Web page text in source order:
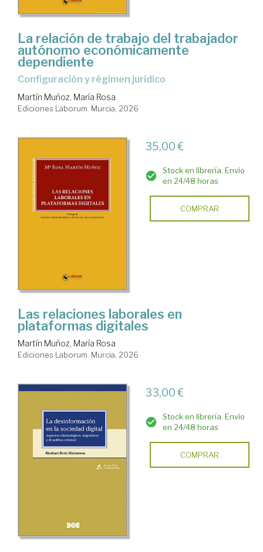
La relación de trabajo del trabajador
autónomo económicamente
dependiente
Configuración y régimen jurídico
Martín Muñoz, María Rosa
Ediciones Laborum. Murcia, 2026
35,00 €
Stock en librería. Envío
en 24/48 horas
COMPRAR
Las relaciones laborales en
plataformas digitales
Martín Muñoz, María Rosa
Ediciones Laborum. Murcia, 2026
33,00 €
Stock en librería. Envío
en 24/48 horas
COMPRAR